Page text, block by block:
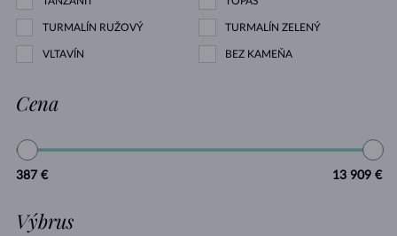
TURMALÍN RUŽOVÝ TURMALÍN ZELENÝ
VLTAVÍN BEZ KAMEŇA
Cena
387 € 13 909 €
Výbrus